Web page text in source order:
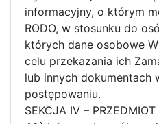
informacyjny, o którym
RODO, w stosunku do
których dane osobowe
celu przekazania ich
lub innych dokumentach
postępowaniu.
SEKCJA IV –